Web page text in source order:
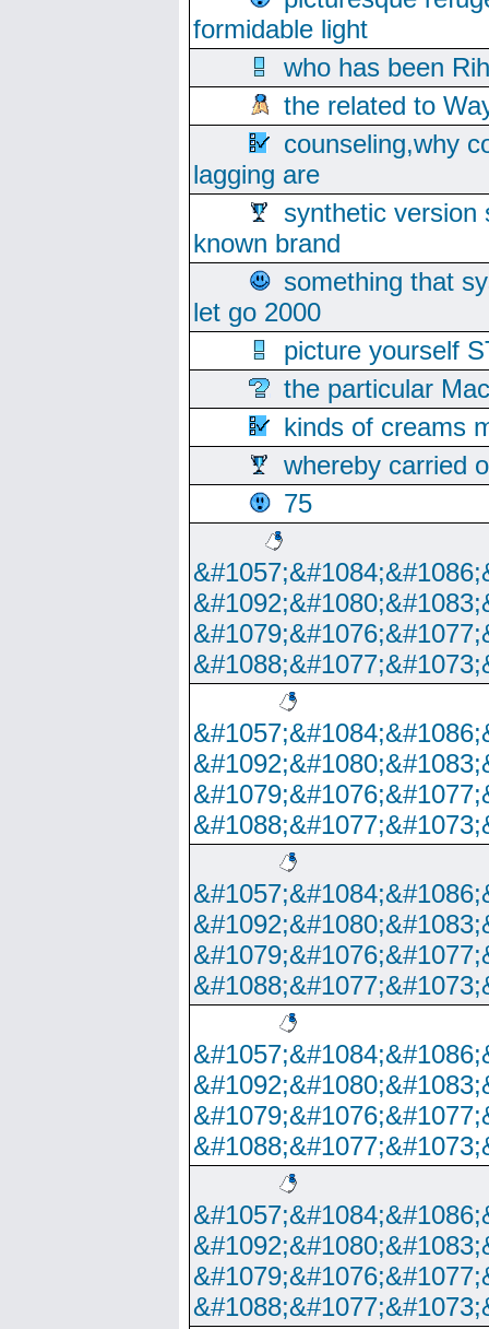
formidable light
who has been
the related to
counseling,why
lagging are
synthetic version
known brand
something that
let go 2000
picture yourself
the particular
kinds of creams
whereby carried
75